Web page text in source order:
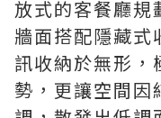
放式的客餐廳規
牆面搭配隱藏式
訊收納於無形，
勢，更讓空間因